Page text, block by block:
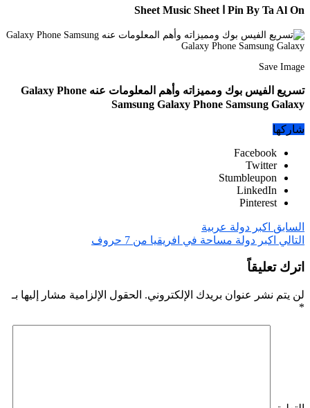
Pin By Ta Al On ا Sheet Music Sheet
Save Image
تسريع الفيس بوك ومميزاته وأهم المعلومات عنه Galaxy Phone
Samsung Galaxy Phone Samsung Galaxy
شاركها
Facebook
Twitter
Stumbleupon
LinkedIn
Pinterest
السابق اكبر دولة عربية
التالي اكبر دولة مساحة في افريقيا من 7 حروف
اترك تعليقاً
لن يتم نشر عنوان بريدك الإلكتروني. الحقول الإلزامية مشار إليها بـ
*